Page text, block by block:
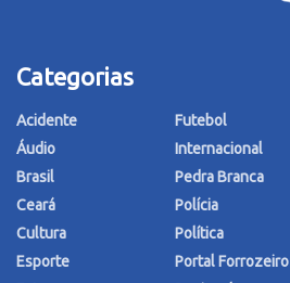
Categorias
Acidente
Áudio
Brasil
Ceará
Cultura
Esporte
Futebol
Internacional
Pedra Branca
Polícia
Política
Portal Forrozeiro